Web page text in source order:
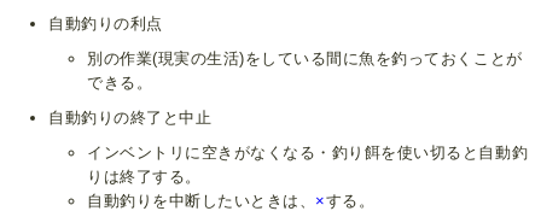
自動釣りの利点
別の作業(現実の生活)をしている間に魚を釣っておくことが
できる。
自動釣りの終了と中止
インベントリに空きがなくなる・釣り餌を使い切ると自動釣
りは終了する。
自動釣りを中断したいときは、 ×する。